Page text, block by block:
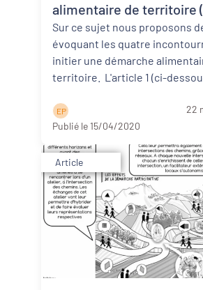
alimentaire de territoire
Sur ce sujet nous proposons
évoquant les quatre
initier une démarche
territoire. L'article 1 (ci-
E P
22
Publié le 15/04/2020
Article